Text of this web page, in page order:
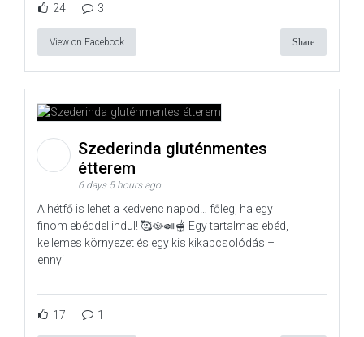
24 3
View on Facebook Share
Szederinda gluténmentes
étterem
6 days 5 hours ago
A hétfő is lehet a kedvenc napod… főleg, ha egy
finom ebéddel indul! 🥰🥘🍛🫕 Egy tartalmas ebéd,
kellemes környezet és egy kis kikapcsolódás –
ennyi
17 1